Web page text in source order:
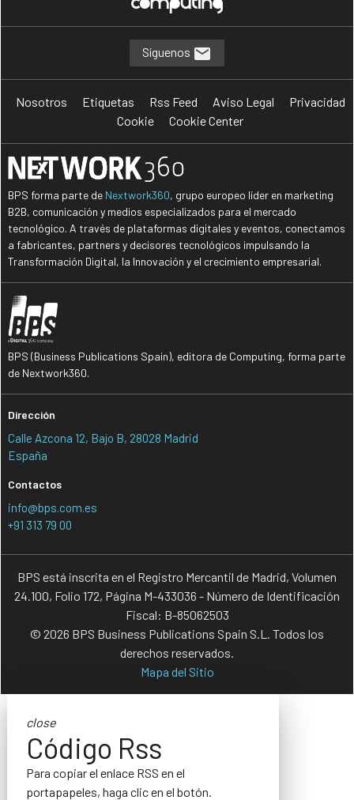
Síguenos
Nosotros Etiquetas Rss Feed Aviso Legal
Privacidad
Cookie
Cookie Center
BPS forma parte de Nextwork360, grupo europeo líder en marketing
B2B, comunicación y medios especializados para el mercado
tecnológico. A través de plataformas digitales y eventos, conectamos
a fabricantes, partners y decisores tecnológicos impulsando la
Transformación Digital, la Innovación y el crecimiento empresarial.
BPS (Business Publications Spain), editora de Computing, forma parte
de Nextwork360.
Dirección
Calle Azcona 12, Bajo B, 28028 Madrid
España
Contactos
info@bps.com.es
+91 313 79 00
BPS está inscrita en el Registro Mercantil de Madrid, Volumen
24.100, Folio 172, Página M-433036 - Número de Identificación
Fiscal: B-85062503
© 2026 BPS Business Publications Spain S.L. Todos los
derechos reservados.
Mapa del Sitio
close
Código Rss
Para copiar el enlace RSS en el
portapapeles, haga clic en el botón.